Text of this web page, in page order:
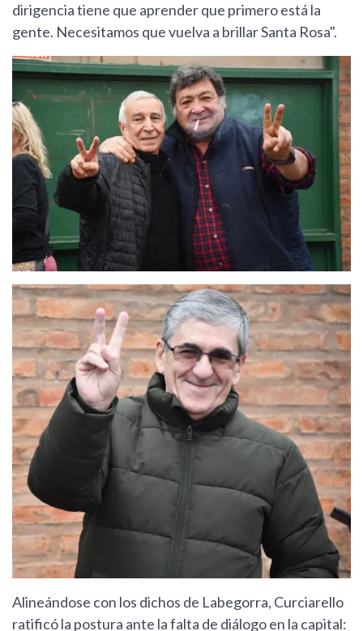
dirigencia tiene que aprender que primero está la
gente. Necesitamos que vuelva a brillar Santa Rosa".
Alineándose con los dichos de Labegorra, Curciarello
ratificó la postura ante la falta de diálogo en la capital: